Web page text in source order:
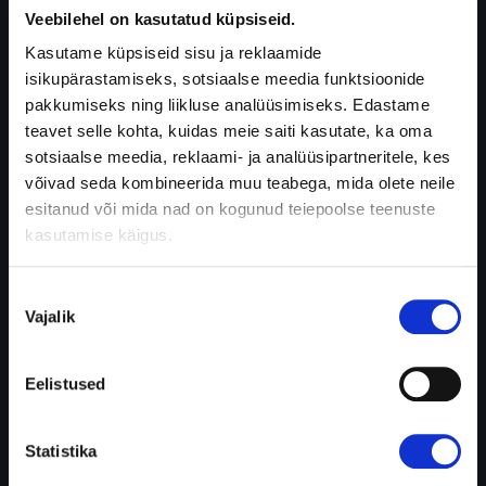
Veebilehel on kasutatud küpsiseid.
Kasutame küpsiseid sisu ja reklaamide
isikupärastamiseks, sotsiaalse meedia funktsioonide
pakkumiseks ning liikluse analüüsimiseks. Edastame
teavet selle kohta, kuidas meie saiti kasutate, ka oma
sotsiaalse meedia, reklaami- ja analüüsipartneritele, kes
võivad seda kombineerida muu teabega, mida olete neile
esitanud või mida nad on kogunud teiepoolse teenuste
kasutamise käigus.
valik
Vajalik
Eelistused
Statistika
kihtidesse
turse,
mis
omakorda
mõjutab
nägemise
teravust.
Kaalulangus
–
on
häiritud,
rakkudesse